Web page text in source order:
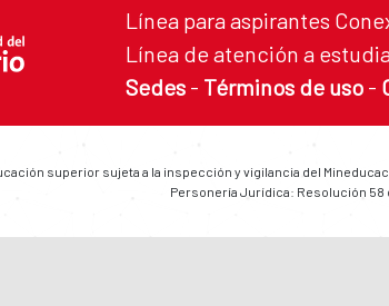
Línea para aspirantes
Línea de atención a
Sedes - Términos de uso -
superior sujeta a la inspección y vigilancia del
Personería Jurídica: Resolución 58